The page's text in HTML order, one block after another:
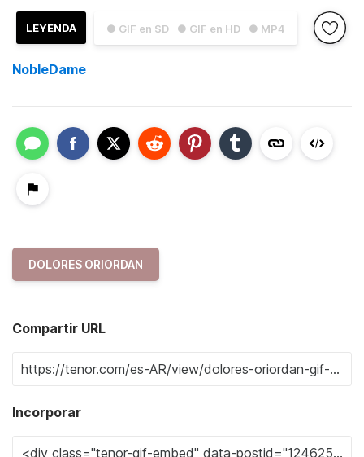
● GIF en SD ● GIF en HD ● MP4
LEYENDA
NobleDame
DOLORES ORIORDAN
Compartir URL
Incorporar